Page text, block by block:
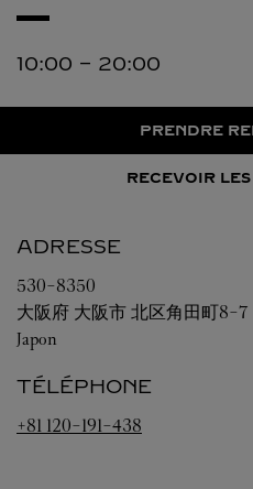
10:00 - 20:00
PRENDRE
RECEVOIR
ADRESSE
530-8350
大阪府 大阪市 北区角田町8-7
Japon
TÉLÉPHONE
+81 120-191-438